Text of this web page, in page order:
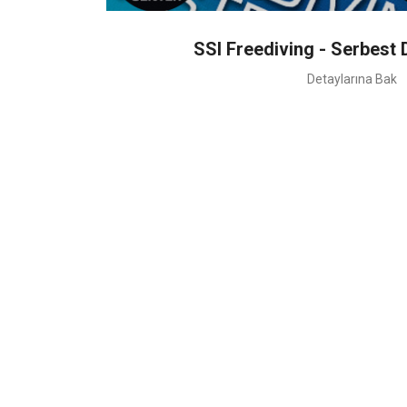
SSI Freediving - Serbest
Detaylarına Bak